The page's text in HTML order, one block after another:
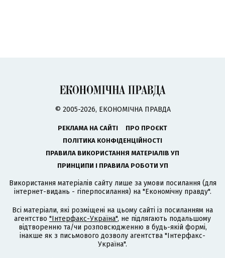
© 2005-2026, ЕКОНОМІЧНА ПРАВДА
РЕКЛАМА НА САЙТІ
ПРО ПРОЄКТ
ПОЛІТИКА КОНФІДЕНЦІЙНОСТІ
ПРАВИЛА ВИКОРИСТАННЯ МАТЕРІАЛІВ УП
ПРИНЦИПИ І ПРАВИЛА РОБОТИ УП
Використання матеріалів сайту лише за умови посилання (для
інтернет-видань - гіперпосилання) на "Економічну правду".
Всі матеріали, які розміщені на цьому сайті із посиланням на
агентство "Інтерфакс-Україна", не підлягають подальшому
відтворенню та/чи розповсюдженню в будь-якій формі,
інакше як з письмового дозволу агентства "Інтерфакс-
Україна".